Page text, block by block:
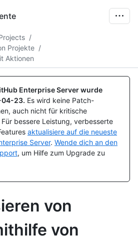
/
Projekte /
Aktionen
Enterprise Server wurde
04-23. Es wird keine Patch-
auch nicht für kritische
bessere Leistung, verbesserte
aktualisiere auf die neueste
Server. Wende dich an den
, um Hilfe zum Upgrade zu
von
von